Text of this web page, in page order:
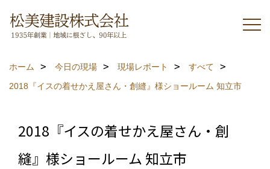
ホーム 今日の現場 現場レポート
すべて
2018『イスの着せかえ屋さん・創縫』様ショールーム 知立市
2018『イスの着せかえ屋さん・創
縫』様ショールーム 知立市